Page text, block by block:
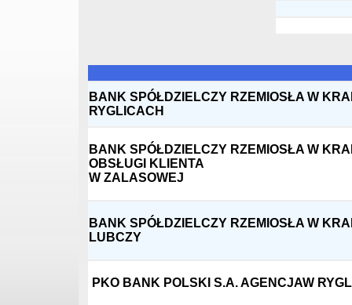
BANK SPÓŁDZIELCZY RZEMIOSŁA W
RYGLICACH
BANK SPÓŁDZIELCZY RZEMIOSŁA W
OBSŁUGI KLIENTA
W ZALASOWEJ
BANK SPÓŁDZIELCZY RZEMIOSŁA W
LUBCZY
PKO BANK POLSKI S.A. AGENCJAW